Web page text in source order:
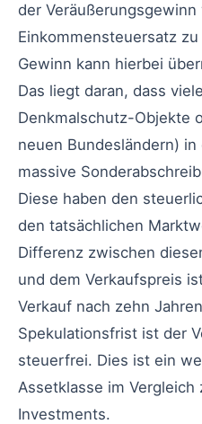
der
Einkommensteuersatz
Gewinn kann hierbei
Das liegt daran, dass
Denkmalschutz-Objekte
neuen Bundesländern)
massive
Diese haben den
den tatsächlichen
Differenz zwischen
und dem Verkaufspreis
Verkauf nach zehn
Spekulationsfrist ist der
steuerfrei. Dies ist ein
Assetklasse im Vergleich
Investments.